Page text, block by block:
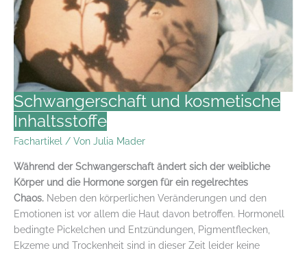
Schwangerschaft und kosmetische
Inhaltsstoffe
Fachartikel / Von Julia Mader
Während der Schwangerschaft ändert sich der weibliche
Körper und die Hormone sorgen für ein regelrechtes
Chaos. Neben den körperlichen Veränderungen und den
Emotionen ist vor allem die Haut davon betroffen. Hormonell
bedingte Pickelchen und Entzündungen, Pigmentflecken,
Ekzeme und Trockenheit sind in dieser Zeit leider keine